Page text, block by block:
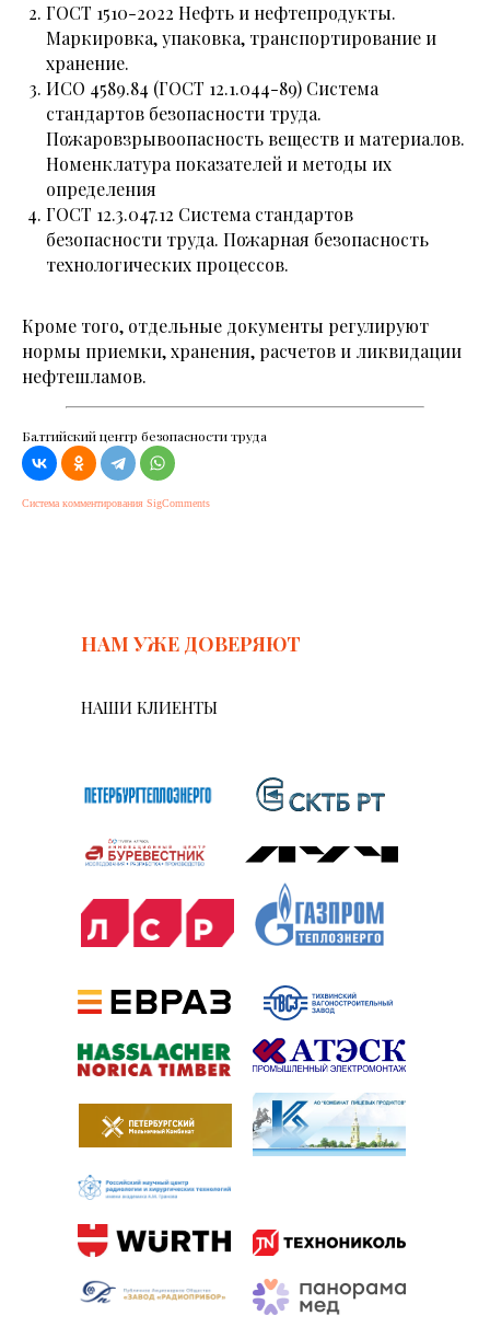
ГОСТ 1510-2022 Нефть и нефтепродукты.
Маркировка, упаковка, транспортирование и
хранение.
ИСО 4589.84 (ГОСТ 12.1.044-89) Система
стандартов безопасности труда.
Пожаровзрывоопасность веществ и материалов.
Номенклатура показателей и методы их
определения
ГОСТ 12.3.047.12 Система стандартов
безопасности труда. Пожарная безопасность
технологических процессов.
Кроме того, отдельные документы регулируют
нормы приемки, хранения, расчетов и ликвидации
нефтешламов.
Балтийский центр безопасности труда
Система комментирования SigComments
НАМ УЖЕ ДОВЕРЯЮТ
НАШИ КЛИЕНТЫ